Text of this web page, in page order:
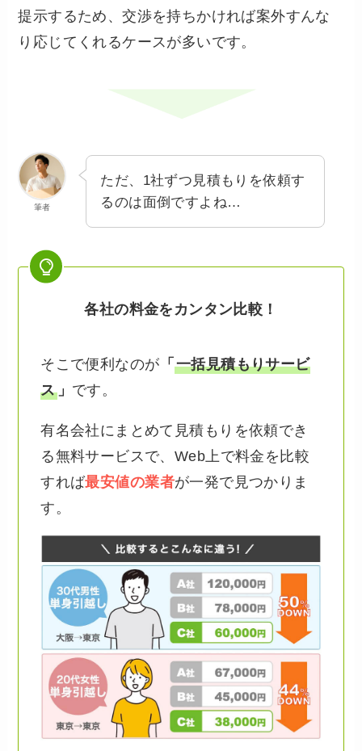
提示するため、交渉を持ちかければ案外すんな
り応じてくれるケースが多いです。
筆者
ただ、1社ずつ見積もりを依頼す
るのは面倒ですよね…
各社の料金をカンタン比較！
そこで便利なのが 「 一括見積もりサービ
ス」 です。
有名会社にまとめて見積もりを依頼でき
る無料サービスで、Web上で料金を比較
すれば最安値の業者が一発で見つかりま
す。